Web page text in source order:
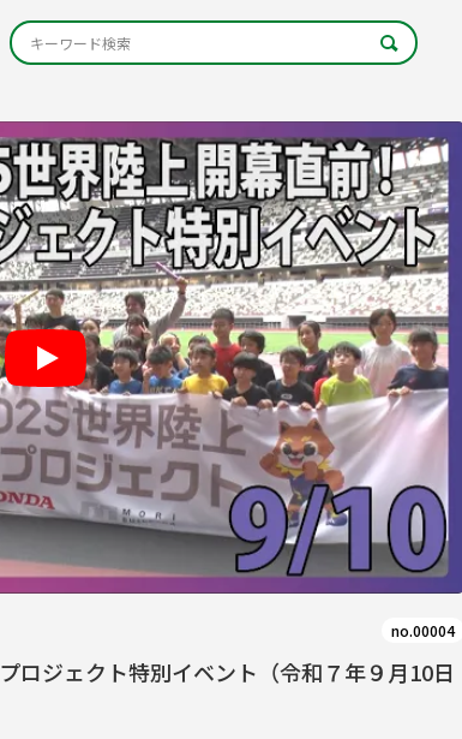
no.00004
ジェクト特別イベント（令和７年９月10日